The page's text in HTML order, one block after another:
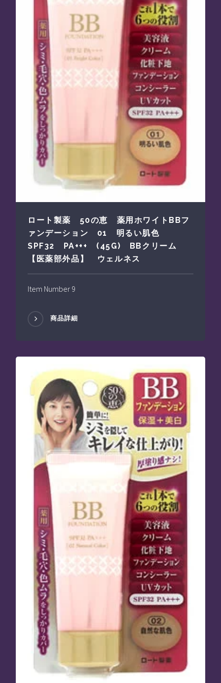
ロート製薬 50の恵 薬用ホワイトBBフ
ァンデーション 01 明るい肌色
SPF32 PA+++ (45G) BBクリーム
【医薬部外品】 ウェルネス
Item Number 9
商品詳細